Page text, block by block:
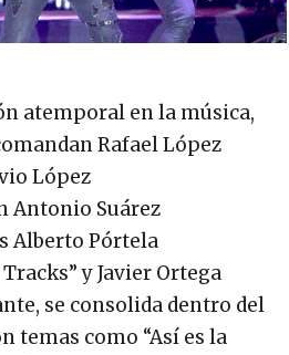
atemporal en la música,
Rafael López
López
Antonio Suárez
Alberto Pórtela
y Javier Ortega
se consolida dentro del
temas como “Así es la